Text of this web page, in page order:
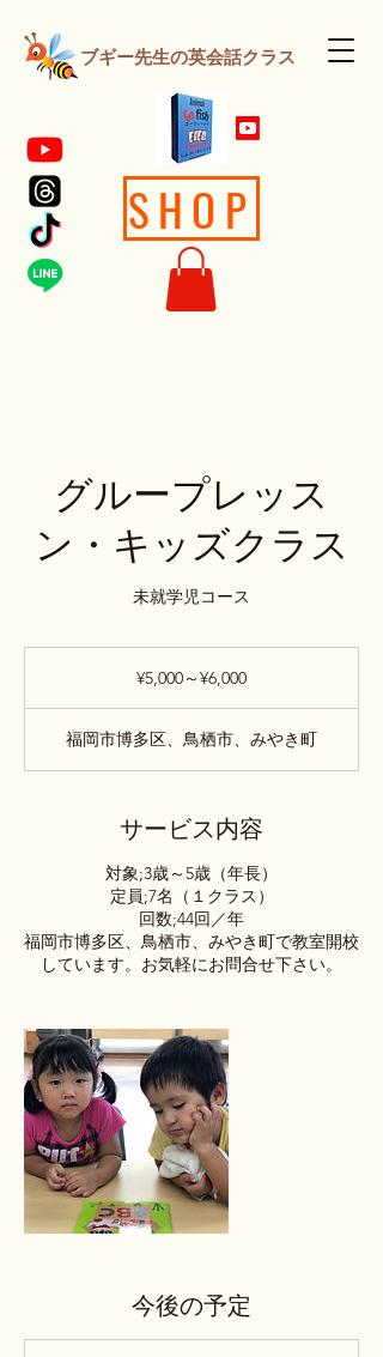
ブギー先生の英会話クラス
SHOP
グループレッス
ン・キッズクラス
未就学児コース
¥5,000～¥6,000
福岡市博多区、鳥栖市、みやき町
サービス内容
対象;3歳～5歳（年長）
定員;7名（１クラス）
回数;44回／年
福岡市博多区、鳥栖市、みやき町で教室開校
しています。お気軽にお問合せ下さい。
今後の予定